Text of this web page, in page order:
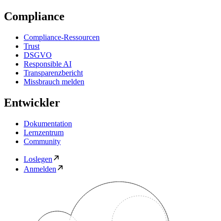
Compliance
Compliance-Ressourcen
Trust
DSGVO
Responsible AI
Transparenzbericht
Missbrauch melden
Entwickler
Dokumentation
Lernzentrum
Community
Loslegen
Anmelden